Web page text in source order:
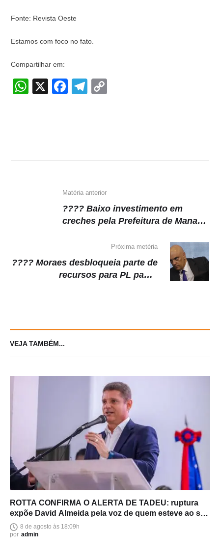
Fonte: Revista Oeste
Estamos com foco no fato.
Compartilhar em:
W
p
X
F
o
k
T
m n
Matéria anterior
???? Baixo investimento em
creches pela Prefeitura de Manaus
Próxima metéria
???? Moraes desbloqueia parte de
recursos para PL pagar
VEJA TAMBÉM...
ROTTA CONFIRMA O ALERTA DE TADEU: ruptura
expõe David Almeida pela voz de quem esteve ao seu
lado8 de agosto às 18:09h
por admin